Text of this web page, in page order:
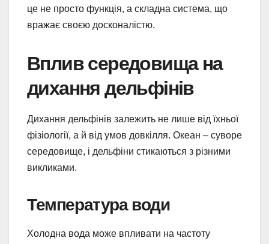
це не просто функція, а складна система, що
вражає своєю досконалістю.
Вплив середовища на
дихання дельфінів
Дихання дельфінів залежить не лише від їхньої
фізіології, а й від умов довкілля. Океан – суворе
середовище, і дельфіни стикаються з різними
викликами.
Температура води
Холодна вода може впливати на частоту